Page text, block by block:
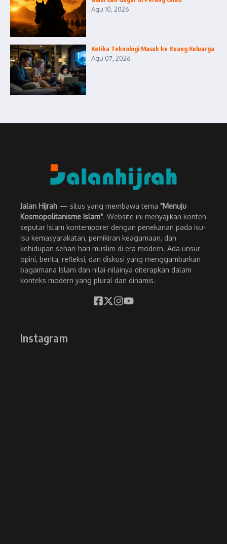
Agu 10, 2026
Ketika Teknologi Masuk ke Ruang Keluarga
Agu 07, 2026
Jalan Hijrah — situs yang membawa tema "Menuju
Kosmopolitanisme Islam". Website ini menyajikan konten
seputar Islam kontemporer dengan penekanan pada isu-
isu kemasyarakatan, pemikiran keagamaan, dan
kehidupan sehari-hari muslim di era modern. Ada unsur
opini, berita, refleksi, dan diskusi yang menggambarkan
bagaimana Islam dan nilai-nilainya diterapkan dalam
konteks modern yang plural dan dinamis.
Instagram